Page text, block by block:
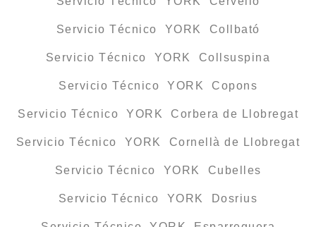
Servicio Técnico YORK Collbató
Servicio Técnico YORK Collsuspina
Servicio Técnico YORK Copons
Servicio Técnico YORK Corbera de Llobregat
Servicio Técnico YORK Cornellà de Llobregat
Servicio Técnico YORK Cubelles
Servicio Técnico YORK Dosrius